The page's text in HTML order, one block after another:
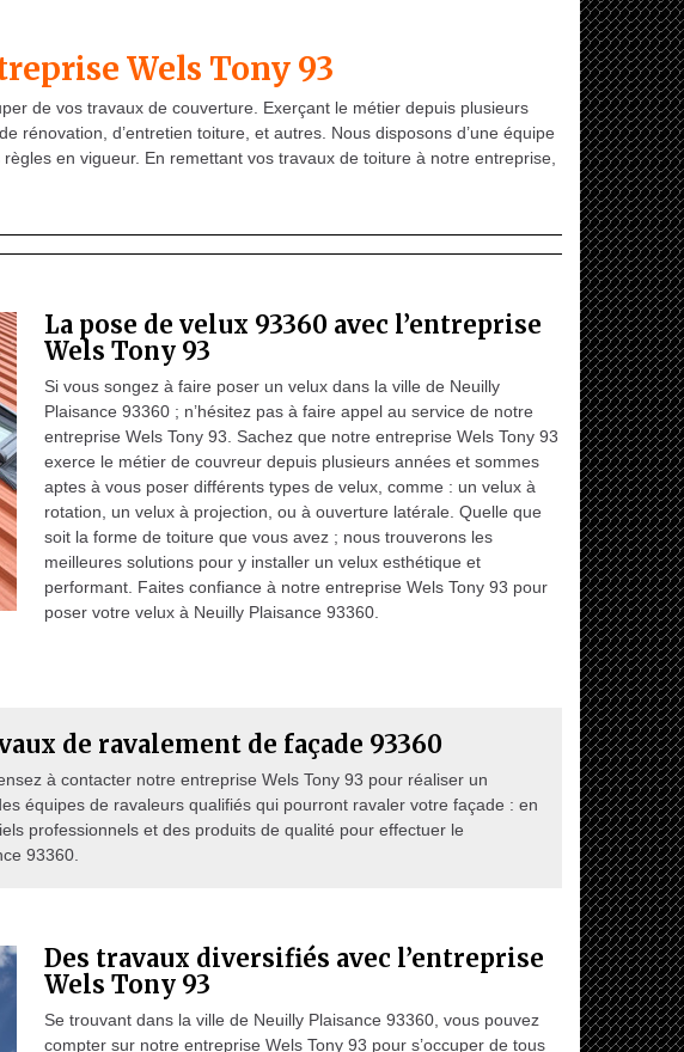
Wels Tony 93
de vos travaux de couverture. Exerçant le métier depuis plusieurs
rénovation, d’entretien toiture, et autres. Nous disposons d’une équipe
en vigueur. En remettant vos travaux de toiture à notre entreprise,
La pose de velux 93360 avec l’entreprise
Wels Tony 93
Si vous songez à faire poser un velux dans la ville de Neuilly
Plaisance 93360 ; n’hésitez pas à faire appel au service de notre
entreprise Wels Tony 93. Sachez que notre entreprise Wels Tony 93
exerce le métier de couvreur depuis plusieurs années et sommes
aptes à vous poser différents types de velux, comme : un velux à
rotation, un velux à projection, ou à ouverture latérale. Quelle que
soit la forme de toiture que vous avez ; nous trouverons les
meilleures solutions pour y installer un velux esthétique et
performant. Faites confiance à notre entreprise Wels Tony 93 pour
poser votre velux à Neuilly Plaisance 93360.
de ravalement de façade 93360
à contacter notre entreprise Wels Tony 93 pour réaliser un
équipes de ravaleurs qualifiés qui pourront ravaler votre façade : en
professionnels et des produits de qualité pour effectuer le
93360.
Des travaux diversifiés avec l’entreprise
Wels Tony 93
Se trouvant dans la ville de Neuilly Plaisance 93360, vous pouvez
compter sur notre entreprise Wels Tony 93 pour s’occuper de tous